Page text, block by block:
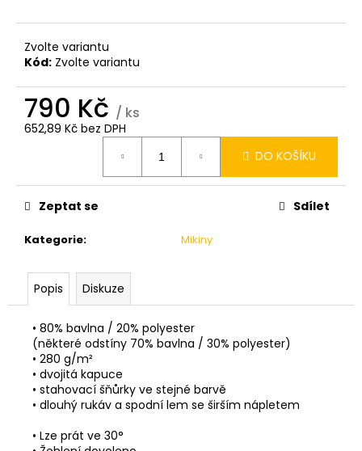
Zvolte variantu
Kód: Zvolte variantu
790 Kč / ks
652,89 Kč bez DPH
DO KOŠÍKU
Kategorie: Mikiny
Zeptat se Sdílet
Popis Diskuze
• 80% bavlna / 20% polyester
(některé odstíny 70% bavlna / 30% polyester)
• 280 g/m²
• dvojitá kapuce
• stahovací šňůrky ve stejné barvě
• dlouhý rukáv a spodní lem se širším nápletem
• Lze prát ve 30°